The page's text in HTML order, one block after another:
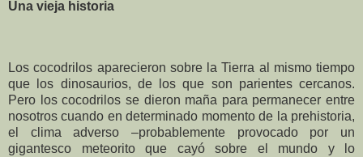
Una vieja historia
Los cocodrilos aparecieron sobre la Tierra al mismo tiempo
que los dinosaurios, de los que son parientes cercanos.
Pero los cocodrilos se dieron maña para permanecer entre
nosotros cuando en determinado momento de la prehistoria,
el clima adverso –probablemente provocado por un
gigantesco meteorito que cayó sobre el mundo y lo